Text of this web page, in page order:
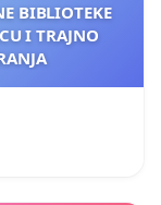
BIBLIOTEKE
I TRAJNO